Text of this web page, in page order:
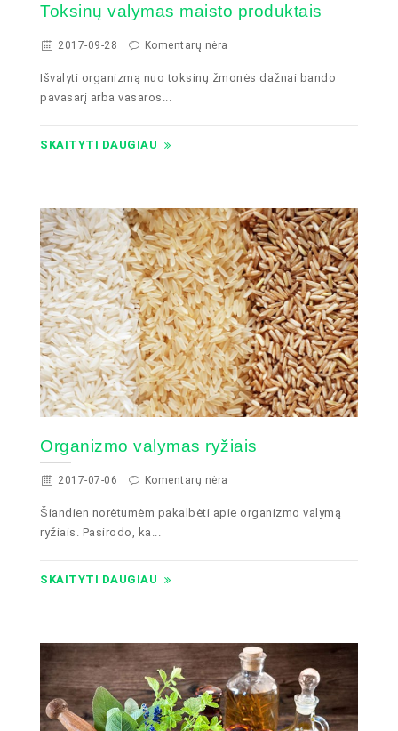
Toksinų valymas maisto produktais
2017-09-28 Komentarų nėra
Išvalyti organizmą nuo toksinų žmonės dažnai bando
pavasarį arba vasaros...
SKAITYTI DAUGIAU
Organizmo valymas ryžiais
2017-07-06 Komentarų nėra
Šiandien norėtumėm pakalbėti apie organizmo valymą
ryžiais. Pasirodo, ka...
SKAITYTI DAUGIAU